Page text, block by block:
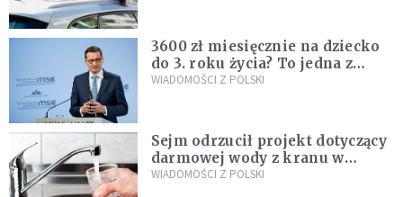
3600 zł miesięcznie na dziecko
do 3. roku życia? To jedna z
propozycji programu "Rozwój
WIADOMOŚCI Z POLSKI
Sejm odrzucił projekt dotyczący
darmowej wody z kranu w
restauracjach
WIADOMOŚCI Z POLSKI